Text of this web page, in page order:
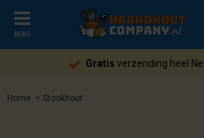
MENU
Gratisverzending heel
Home Stookhout